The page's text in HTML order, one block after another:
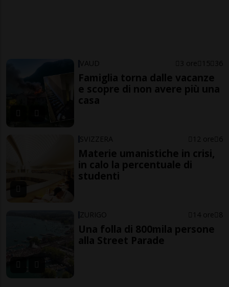
VAUD 3 ore 15 36
Famiglia torna dalle vacanze
e scopre di non avere più una
casa
SVIZZERA 12 ore 6
Materie umanistiche in crisi,
in calo la percentuale di
studenti
ZURIGO 14 ore 8
Una folla di 800mila persone
alla Street Parade